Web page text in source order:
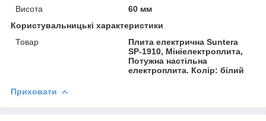
Висота
60 мм
Користувальницькі характеристики
Товар
Плита електрична Suntera
SP-1910, Мініелектроплита,
Потужна настільна
електроплита. Колір: білий
Приховати